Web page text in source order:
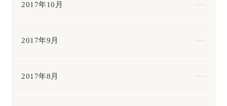
2017年10月
2017年9月
2017年8月